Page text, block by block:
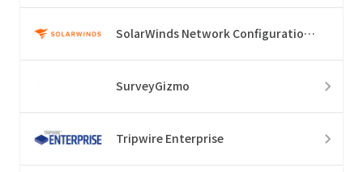
SolarWinds Network Configuration Manager
SurveyGizmo
Tripwire Enterprise